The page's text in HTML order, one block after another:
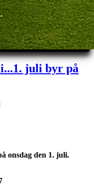
juli byr på
onsdag den 1. juli.